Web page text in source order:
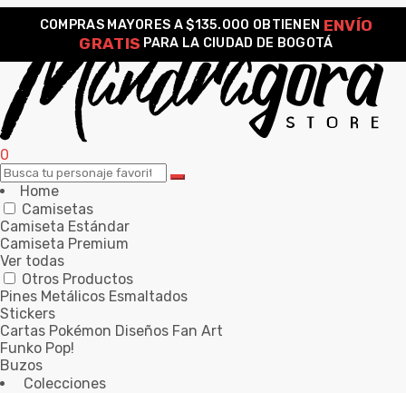
COMPRAS MAYORES A $135.000 OBTIENEN ENVÍO
GRATIS PARA LA CIUDAD DE BOGOTÁ
0
Home
Camisetas
Camiseta Estándar
Camiseta Premium
Ver todas
Otros Productos
Pines Metálicos Esmaltados
Stickers
Cartas Pokémon Diseños Fan Art
Funko Pop!
Buzos
Colecciones